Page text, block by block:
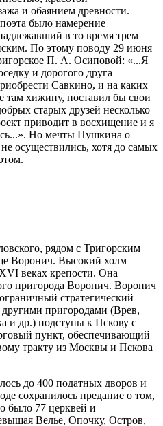
и обаянием древности.
было намерение
в то время трем
По этому поводу 29 июня
П. А. Осиповой: «...Я
и дорогого друга
Савкино, и на каких
там хижину, поставил бы свои
старых друзей несколько
приводит в восхищение и я
Но мечты Пушкина о
осуществились, хотя до самых
рядом с Тригорским
Воронич. Высокий холм
веках крепости. Она
пригорода Воронич. Воронич
стратегический
пригородами (Врев,
и др.) подступы к Пскову с
пункт, обеспечивающий
тракту из Москвы и Пскова
до 400 податных дворов и
сохранилось предание о том,
было 77 церквей и
Велье, Опочку, Остров,